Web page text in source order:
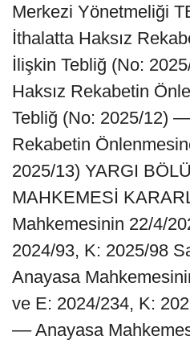
Merkezi Yönetmeliği
İthalatta Haksız
İlişkin Tebliğ (No:
Haksız Rekabetin
Tebliğ (No: 2025/12)
Rekabetin
2025/13) YARGI
MAHKEMESİ
Mahkemesinin 22/4/
2024/93, K: 2025/98
Anayasa
ve E: 2024/234, K:
–– Anayasa